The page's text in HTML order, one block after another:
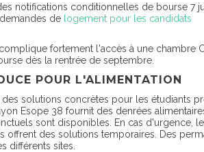
notifications conditionnelles de bourse 7
de logement pour les candidats
fortement l'accès à une chambre
dès la rentrée de septembre.
POUR L'ALIMENTATION
des solutions concrètes pour les étudiants
Esope 38 fournit des denrées
sont disponibles. En cas d'urgence, le
offrent des solutions temporaires. Des
différents sites.